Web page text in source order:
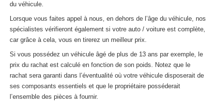
du véhicule.
Lorsque vous faites appel à nous, en dehors de l’âge du véhicule, nos
spécialistes vérifieront également si votre auto / voiture est complète,
car grâce à cela, vous en tirerez un meilleur prix.
Si vous possédez un véhicule âgé de plus de 13 ans par exemple, le
prix du rachat est calculé en fonction de son poids. Notez que le
rachat sera garanti dans l’éventualité où votre véhicule disposerait de
ses composants essentiels et que le propriétaire posséderait
l’ensemble des pièces à fournir.